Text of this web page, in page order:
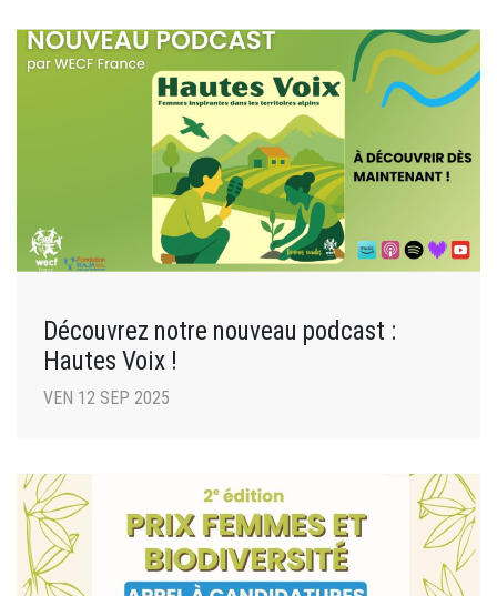
Découvrez notre nouveau podcast :
Hautes Voix !
VEN 12 SEP 2025